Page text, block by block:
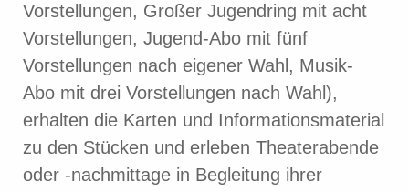
Vorstellungen, Großer Jugendring mit acht
Vorstellungen, Jugend-Abo mit fünf
Vorstellungen nach eigener Wahl, Musik-
Abo mit drei Vorstellungen nach Wahl),
erhalten die Karten und Informationsmaterial
zu den Stücken und erleben Theaterabende
oder -nachmittage in Begleitung ihrer